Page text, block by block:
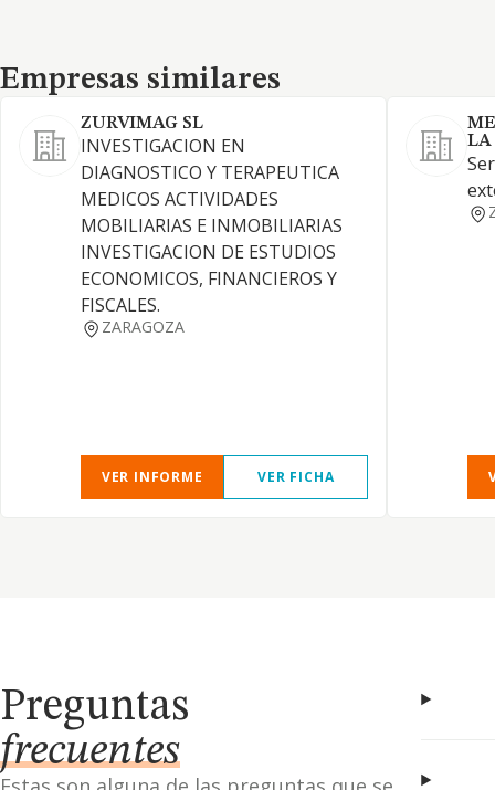
Empresas similares
Empresas similares
ZURVIMAG SL
INVESTIGACION EN
DIAGNOSTICO Y TERAPEUTICA
MEDICOS ACTIVIDADES
MOBILIARIAS E INMOBILIARIAS
INVESTIGACION DE ESTUDIOS
ECONOMICOS, FINANCIEROS Y
FISCALES.
ZARAGOZA
VER INFORME VER FICHA
LA
Preguntas
frecuentes